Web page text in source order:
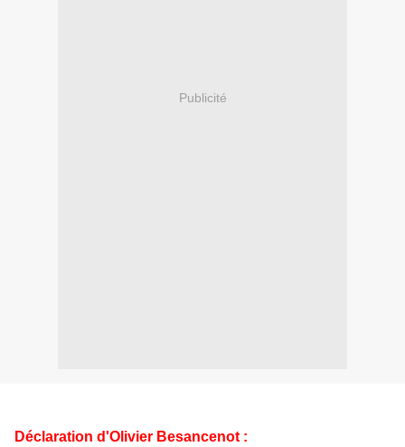
Publicité
Déclaration d'Olivier Besancenot :